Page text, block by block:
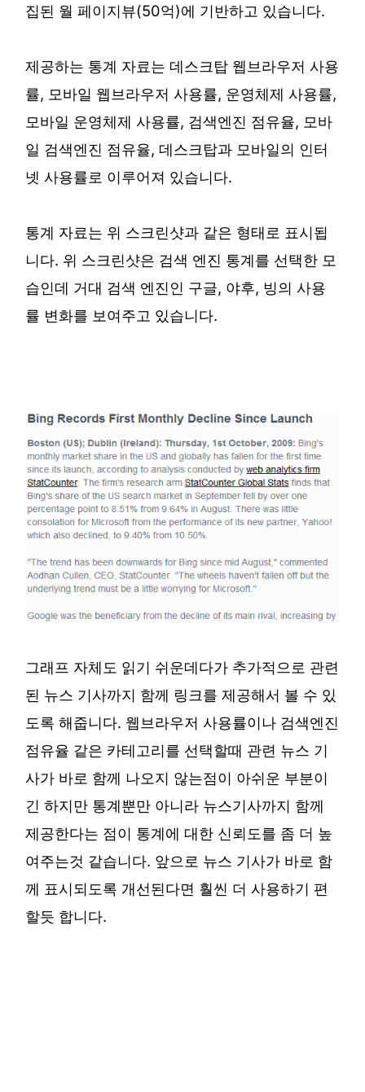
집된 월 페이지뷰(50억)에 기반하고 있습니다.
제공하는 통계 자료는 데스크탑 웹브라우저 사용
률, 모바일 웹브라우저 사용률, 운영체제 사용률,
모바일 운영체제 사용률, 검색엔진 점유율, 모바
일 검색엔진 점유율, 데스크탑과 모바일의 인터
넷 사용률로 이루어져 있습니다.
통계 자료는 위 스크린샷과 같은 형태로 표시됩
니다. 위 스크린샷은 검색 엔진 통계를 선택한 모
습인데 거대 검색 엔진인 구글, 야후, 빙의 사용
률 변화를 보여주고 있습니다.
그래프 자체도 읽기 쉬운데다가 추가적으로 관련
된 뉴스 기사까지 함께 링크를 제공해서 볼 수 있
도록 해줍니다. 웹브라우저 사용률이나 검색엔진
점유율 같은 카테고리를 선택할때 관련 뉴스 기
사가 바로 함께 나오지 않는점이 아쉬운 부분이
긴 하지만 통계뿐만 아니라 뉴스기사까지 함께
제공한다는 점이 통계에 대한 신뢰도를 좀 더 높
여주는것 같습니다. 앞으로 뉴스 기사가 바로 함
께 표시되도록 개선된다면 훨씬 더 사용하기 편
할듯 합니다.